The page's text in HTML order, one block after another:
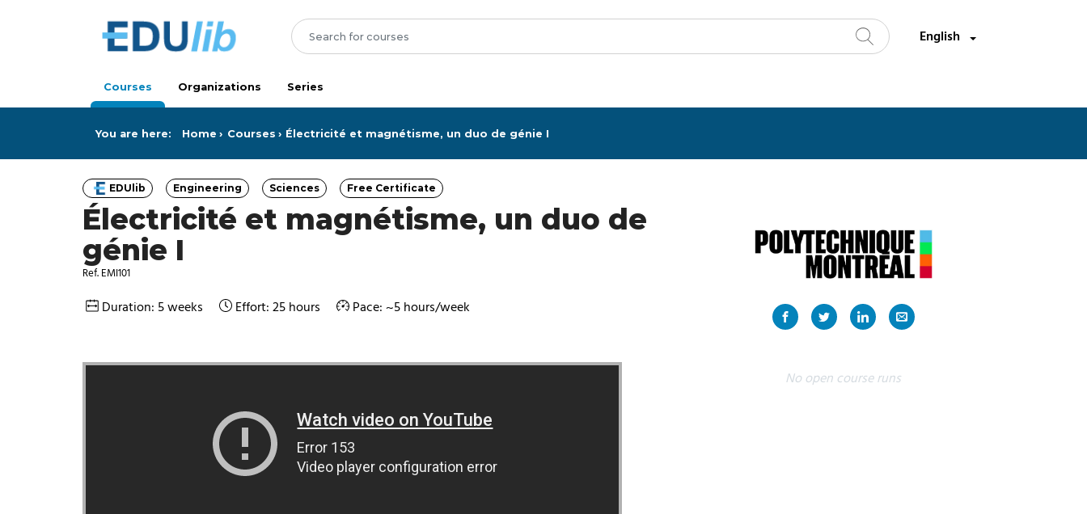
Search
English
Courses Organizations Series
You are here: Home Courses Électricité et magnétisme, un duo de génie I
Électricité et magnétisme, un duo de
génie I
Ref. EMI101
Category
EDUlib Category
Engineering Category
Sciences Category
Free Certificate
Duration: 5 weeks Effort: 25 hours Pace: ~5 hours/week
No open course runs